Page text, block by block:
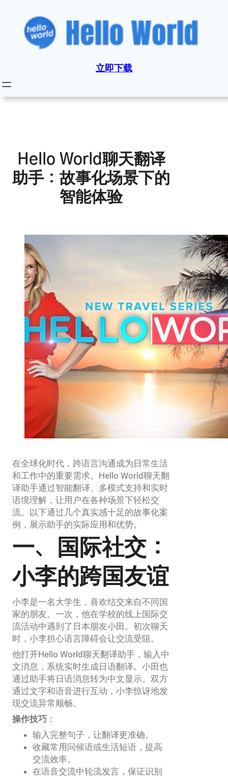
立即下载
Hello World聊天翻译
助手：故事化场景下的
智能体验
在全球化时代，跨语言沟通成为日常生活
和工作中的重要需求。Hello World聊天翻
译助手通过智能翻译、多模式支持和实时
语境理解，让用户在各种场景下轻松交
流。以下通过几个真实感十足的故事化案
例，展示助手的实际应用和优势。
一、国际社交：
小李的跨国友谊
小李是一名大学生，喜欢结交来自不同国
家的朋友。一次，他在学校的线上国际交
流活动中遇到了日本朋友小田。初次聊天
时，小李担心语言障碍会让交流受阻。
他打开Hello World聊天翻译助手，输入中
文消息，系统实时生成日语翻译。小田也
通过助手将日语消息转为中文显示。双方
通过文字和语音进行互动，小李惊讶地发
现交流异常顺畅。
操作技巧 ：
输入完整句子，让翻译更准确。
收藏常用问候语或生活短语，提高
交流效率。
在语音交流中轮流发言，保证识别